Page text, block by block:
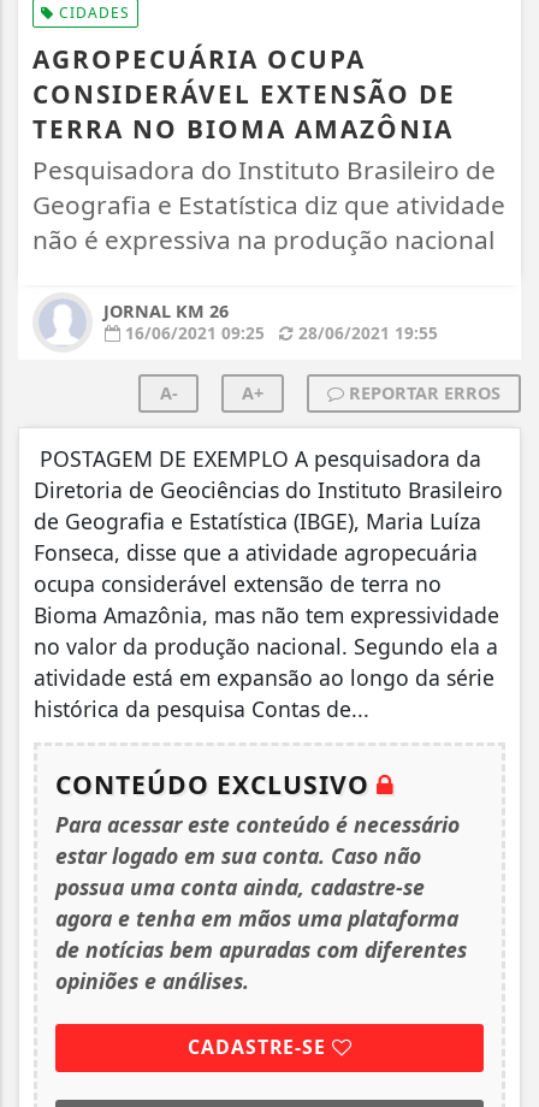
CIDADES
AGROPECUÁRIA OCUPA
CONSIDERÁVEL EXTENSÃO DE
TERRA NO BIOMA AMAZÔNIA
Pesquisadora do Instituto Brasileiro de
Geografia e Estatística diz que atividade
não é expressiva na produção nacional
JORNAL KM 26
16/06/2021 09:25
28/06/2021 19:55
A- A+ REPORTAR ERROS
POSTAGEM DE EXEMPLO A pesquisadora da
Diretoria de Geociências do Instituto Brasileiro
de Geografia e Estatística (IBGE), Maria Luíza
Fonseca, disse que a atividade agropecuária
ocupa considerável extensão de terra no
Bioma Amazônia, mas não tem expressividade
no valor da produção nacional. Segundo ela a
atividade está em expansão ao longo da série
histórica da pesquisa Contas de...
CONTEÚDO EXCLUSIVO
Para acessar este conteúdo é necessário
estar logado em sua conta. Caso não
possua uma conta ainda, cadastre-se
agora e tenha em mãos uma plataforma
de notícias bem apuradas com diferentes
opiniões e análises.
CADASTRE-SE